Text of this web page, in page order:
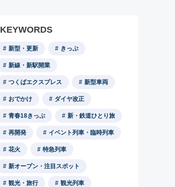
KEYWORDS
新型・更新 きっぷ
新線・新駅開業
つくばエクスプレス 新型車両
おでかけ ダイヤ改正
青春18きっぷ 新・鉄道ひとり旅
再開発 イベント列車・臨時列車
花火 特急列車
新オープン・注目スポット
観光・旅行 観光列車